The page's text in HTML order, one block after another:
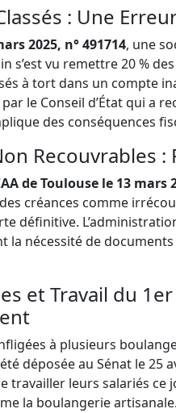
: Une
2025, n° 491714, une
s’est vu remettre 20 %
à tort dans un compte
le Conseil d’État qui a
des conséquences
Recouvrables
de Toulouse le 13 mars
créances comme
définitive.
la nécessité de
et Travail du
à plusieurs
déposée au Sénat le 25
travailler leurs salariés
la boulangerie artisanale.